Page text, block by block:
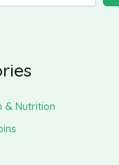
& Nutrition